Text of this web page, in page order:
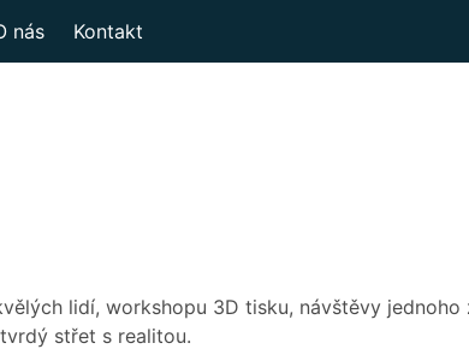
nás Kontakt
lidí, workshopu 3D tisku, návštěvy jednoho
střet s realitou.